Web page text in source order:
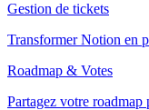
Gestion de tickets
Transformer Notion en
Roadmap & Votes
Partagez votre